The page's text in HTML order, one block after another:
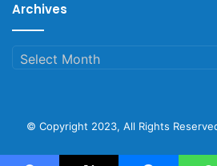
သာ္လည္းေကာင္း တိုက္ပြဲမ်ား ျဖစ္ပြ
ပါသည္။
ယေန႔ (၃)ေနရာ တိုက္ပြဲသည္ KIA တပ္ရင္
AA တပ္ဖြဲ႔မ်ားႏွင့္ ျဖစ္ပြားျခင္း
အရာရိွက ဆိုပါသည္။
Archives
Archives
© Copyright 2023, All Rights